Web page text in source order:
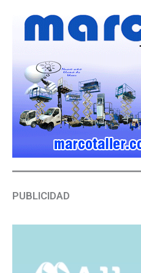
PUBLICIDAD